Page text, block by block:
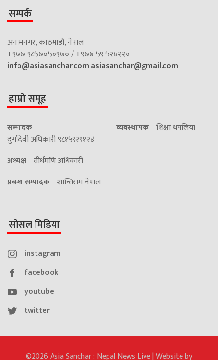
सम्पर्क
अनामनगर, काठमाडौं, नेपाल
+९७७ ९८५७०५०९७० / +९७७ ५९ ५२४२२०
info@asiasanchar.com asiasanchar@gmail.com
हाम्रो समूह
सम्पादक
दुर्गादेवी अधिकारी ९८१५९२९१२४
व्यवस्थापक शिक्षा थपलिया
अध्यक्ष तीर्थमणि अधिकारी
प्रबन्ध सम्पादक शान्तिराम नेपाल
सोसल मिडिया
instagram
facebook
youtube
twitter
©2026 Asia Sanchar : Nepal News Live | Website by